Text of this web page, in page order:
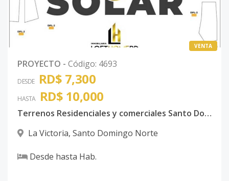
VENTA
PROYECTO - Código: 4693
DESDE RD$ 7,300
HASTA RD$ 10,000
Terrenos Residenciales y comerciales Santo Domingo Norte
La Victoria, Santo Domingo Norte
Desde hasta Hab.